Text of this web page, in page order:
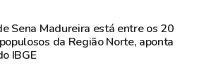
Sena Madureira está entre os 20
da Região Norte, aponta
IBGE